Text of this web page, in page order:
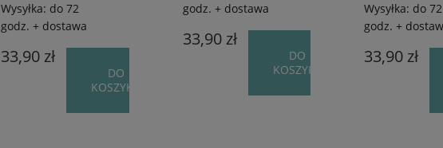
Wysyłka: do 72
godz. + dostawa
33,90 zł
DO
KOSZYKA
godz. + dostawa
33,90 zł
DO
KOSZYKA
Wysyłka: do 72
godz. +
33,90 zł